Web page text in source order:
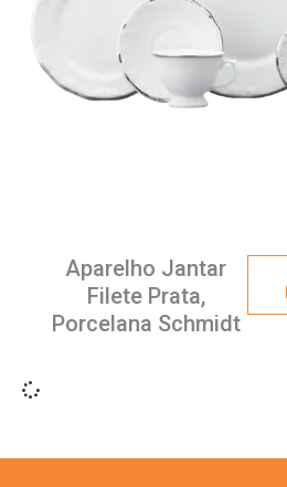
Aparelho Jantar
Filete Prata,
Porcelana Schmidt